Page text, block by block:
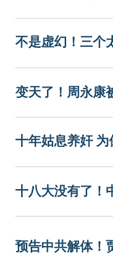
不是虚幻！三个
变天了！周永康
十年姑息养奸
十八大没有了！
预告中共解体！